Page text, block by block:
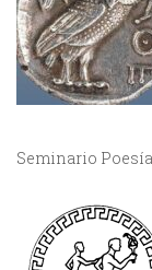
Seminario